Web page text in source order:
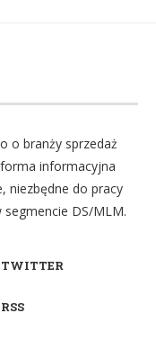
o branży sprzedaż
informacyjna
niezbędne do pracy
DS/MLM.
TWITTER
RSS